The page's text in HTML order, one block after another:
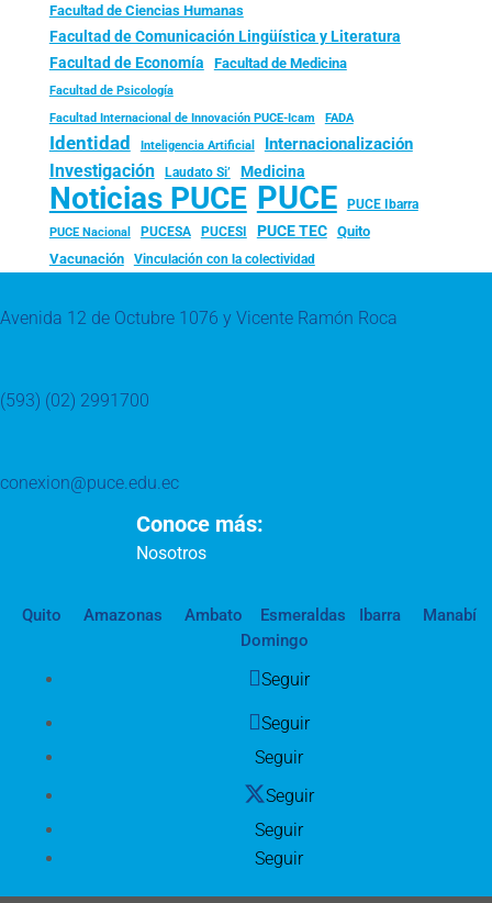
Facultad de Ciencias Humanas
Facultad de Comunicación Lingüística y Literatura
Facultad de Economía Facultad de Medicina
Facultad de Psicología
Facultad Internacional de Innovación PUCE-Icam FADA
Identidad Inteligencia Artificial Internacionalización
Investigación Laudato Si’ Medicina
Noticias PUCE PUCE PUCE Ibarra
PUCE Nacional PUCESA PUCESI PUCE TEC
Quito
Vacunación
Vinculación con la colectividad
Avenida 12 de Octubre 1076 y Vicente Ramón Roca
(593) (02) 2991700
conexion@puce.edu.ec
Conoce más:
Nosotros
Quito Amazonas Ambato Esmeraldas Ibarra
Manabí
Domingo
Seguir
Seguir
Seguir
Seguir
Seguir
Seguir